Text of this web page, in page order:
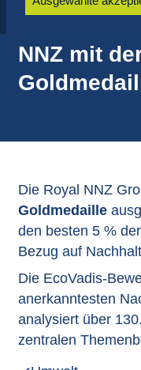
NNZ mit
Die Royal NNZ
Goldmedaille
den besten 5 %
Bezug auf
Die EcoVadis-
anerkanntesten
analysiert über
zentralen